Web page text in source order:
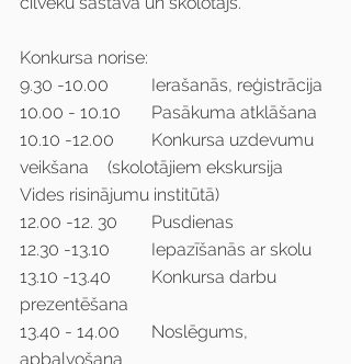
Konkursa norise:
9.30 -10.00	Ierašanās, reģistrācija
10.00 - 10.10	Pasākuma atklāšana
10.10 -12.00	Konkursa uzdevumu
veikšana	(skolotājiem ekskursija
Vides risinājumu institūtā)
12.00 -12. 30	Pusdienas
12.30 -13.10	Iepazīšanās ar skolu
13.10 -13.40	Konkursa darbu
prezentēšana
13.40 - 14.00	Noslēgums,
apbalvošana